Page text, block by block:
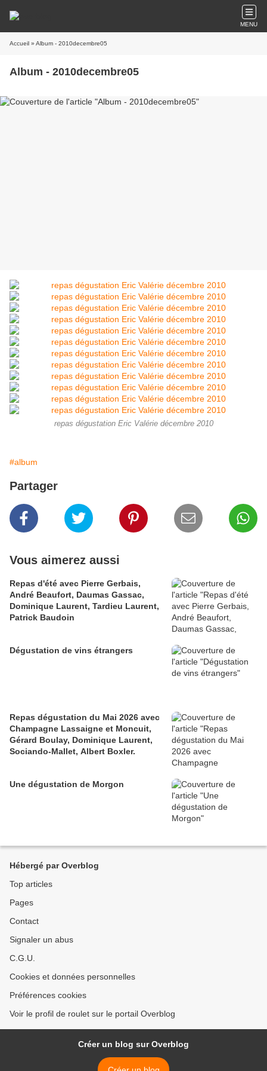
MENU
Accueil » Album - 2010decembre05
Album - 2010decembre05
repas dégustation Eric Valérie décembre 2010
#album
Partager
Vous aimerez aussi
Repas d'été avec Pierre Gerbais,
André Beaufort, Daumas Gassac,
Dominique Laurent, Tardieu Laurent,
Patrick Baudoin
Dégustation de vins étrangers
Repas dégustation du Mai 2026 avec
Champagne Lassaigne et Moncuit,
Gérard Boulay, Dominique Laurent,
Sociando-Mallet, Albert Boxler.
Une dégustation de Morgon
Hébergé par Overblog
Top articles
Pages
Contact
Signaler un abus
C.G.U.
Cookies et données personnelles
Préférences cookies
Voir le profil de roulet sur le portail Overblog
Créer un blog sur Overblog